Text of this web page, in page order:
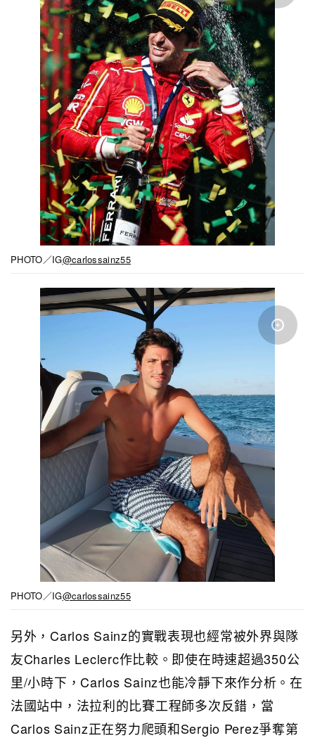
PHOTO／IG@carlossainz55
PHOTO／IG@carlossainz55
另外，Carlos Sainz的實戰表現也經常被外界與隊
友Charles Leclerc作比較。即使在時速超過350公
里/小時下，Carlos Sainz也能冷靜下來作分析。在
法國站中，法拉利的比賽工程師多次反錯，當
Carlos Sainz正在努力爬頭和Sergio Perez爭奪第